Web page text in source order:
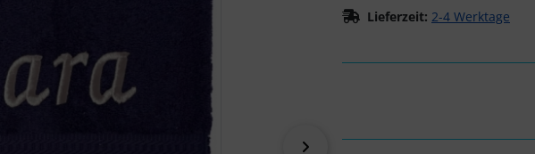
Lieferzeit: 2-4 Werktage